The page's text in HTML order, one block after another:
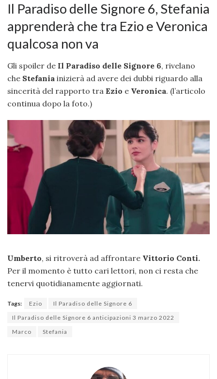
Il Paradiso delle Signore 6, Stefania
apprenderà che tra Ezio e Veronica
qualcosa non va
Gli spoiler de Il Paradiso delle Signore 6, rivelano
che Stefania inizierà ad avere dei dubbi riguardo alla
sincerità del rapporto tra Ezio e Veronica. (l’articolo
continua dopo la foto.)
Umberto, si ritroverà ad affrontare Vittorio Conti.
Per il momento è tutto cari lettori, non ci resta che
tenervi quotidianamente aggiornati.
Tags: Ezio
Il Paradiso delle Signore 6
Il Paradiso delle Signore 6 anticipazioni 3 marzo 2022
Marco
Stefania